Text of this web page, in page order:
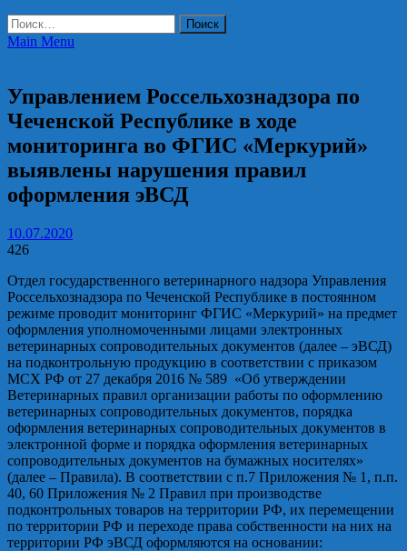
Найти:
Main Menu
Управлением Россельхознадзора по
Чеченской Республике в ходе
мониторинга во ФГИС «Меркурий»
выявлены нарушения правил
оформления эВСД
10.07.2020
426
Отдел государственного ветеринарного надзора Управления
Россельхознадзора по Чеченской Республике в постоянном
режиме проводит мониторинг ФГИС «Меркурий» на предмет
оформления уполномоченными лицами электронных
ветеринарных сопроводительных документов (далее – эВСД)
на подконтрольную продукцию в соответствии с приказом
МСХ РФ от 27 декабря 2016 № 589 «Об утверждении
Ветеринарных правил организации работы по оформлению
ветеринарных сопроводительных документов, порядка
оформления ветеринарных сопроводительных документов в
электронной форме и порядка оформления ветеринарных
сопроводительных документов на бумажных носителях»
(далее – Правила). В соответствии с п.7 Приложения № 1, п.п.
40, 60 Приложения № 2 Правил при производстве
подконтрольных товаров на территории РФ, их перемещении
по территории РФ и переходе права собственности на них на
территории РФ эВСД оформляются на основании: